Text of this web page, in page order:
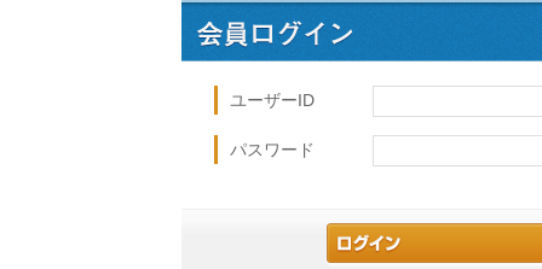
ユーザーID
パスワード